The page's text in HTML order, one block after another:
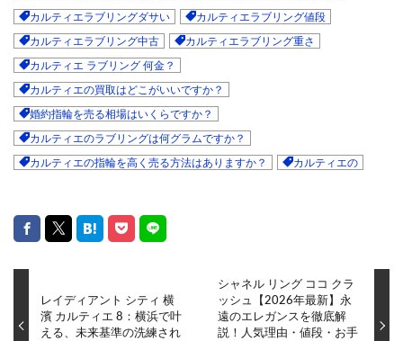
カルティエラブリングダサい カルティエラブリング値段
カルティエラブリング中古 カルティエラブリング重さ
カルティエ ラブリング 何金？
カルティエの買取はどこがいいですか？
婚約指輪を売る相場はいくらですか？
カルティエのラブリングは何グラムですか？
カルティエの指輪を高く売る方法はありますか？ カルティエの
レイディアント シティ 横
濱 カルティエ 8：横浜で叶
える、未来基準の洗練され
シャネル リング ココ クラ
ッシュ【2026年最新】永
遠のエレガンスを徹底解
説！人気理由・値段・お手